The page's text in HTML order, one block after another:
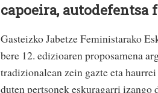
capoeira,
Gasteizko Jabetze Feministarako
bere 12. edizioaren proposamena
tradizionalean zein gazte eta
duten pertsonek eskuragarri izango